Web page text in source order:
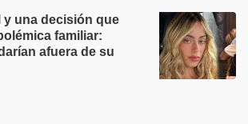
y una decisión que
familiar:
afuera de su